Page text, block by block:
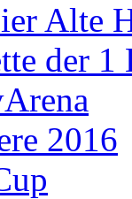
Alte
der 1
2016